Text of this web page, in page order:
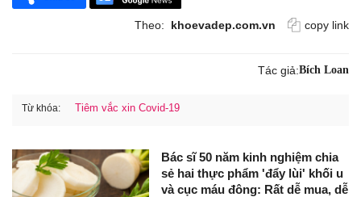
Theo: khoevadep.com.vn copy link
Tác giả:Bích Loan
Từ khóa: Tiêm vắc xin Covid-19
Bác sĩ 50 năm kinh nghiệm chia
sẻ hai thực phẩm 'đẩy lùi' khối u
và cục máu đông: Rất dễ mua, dễ